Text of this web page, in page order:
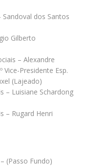
Sandoval dos Santos
Gilberto
– Alexandre
Vice-Presidente Esp.
(Lajeado)
– Luisiane Schardong
– Rugard Henri
(Passo Fundo)